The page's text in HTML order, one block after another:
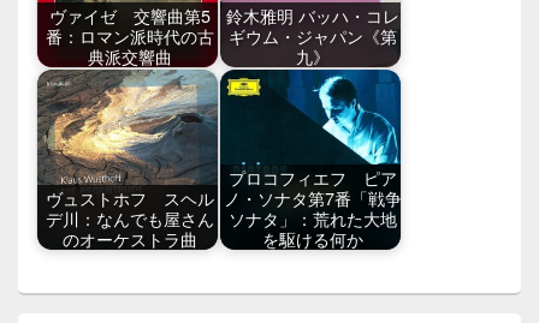
ヴァイゼ 交響曲第5
番：ロマン派時代の古
典派交響曲
鈴木雅明 バッハ・コレ
ギウム・ジャパン《第
九》
ヴュストホフ スヘル
デ川：なんでも屋さん
のオーケストラ曲
プロコフィエフ ピア
ノ・ソナタ第7番「戦争
ソナタ」：荒れた大地
を駆ける何か